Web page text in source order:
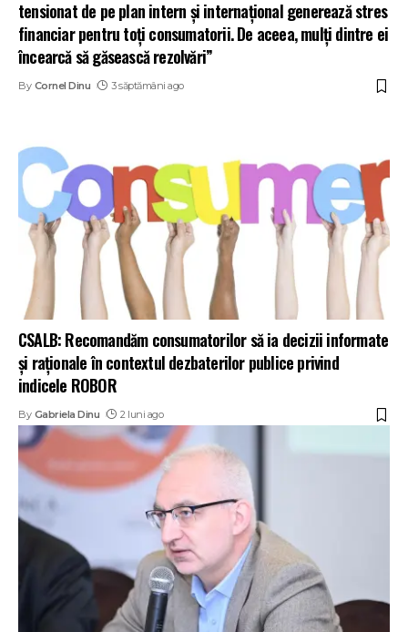
tensionat de pe plan intern și internațional generează stres
financiar pentru toți consumatorii. De aceea, mulți dintre ei
încearcă să găsească rezolvări”
By Cornel Dinu 3 săptămâni ago
CSALB: Recomandăm consumatorilor să ia decizii informate
și raționale în contextul dezbaterilor publice privind
indicele ROBOR
By Gabriela Dinu 2 luni ago